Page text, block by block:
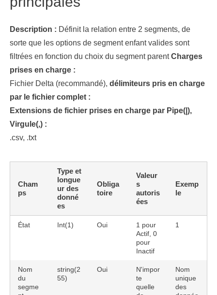
Description : Définit la relation entre 2 segments, de
sorte que les options de segment enfant valides sont
filtrées en fonction du choix du segment parentCharges
prises en charge :
Fichier Delta (recommandé), délimiteurs pris en charge
par le fichier complet :
Extensions de fichier prises en charge par Pipe(|),
Virgule(,) :
.csv, .txt
Cham
ps
Type et
longue
ur des
donné
es
Obliga
toire
Valeur
s
autoris
ées
Exemp
le
État Int(1) Oui
1 pour
Actif, 0
pour
Inactif
1
Nom
du
segme
string(2
55)
Oui
N'impor
te
quelle
Nom
unique
des